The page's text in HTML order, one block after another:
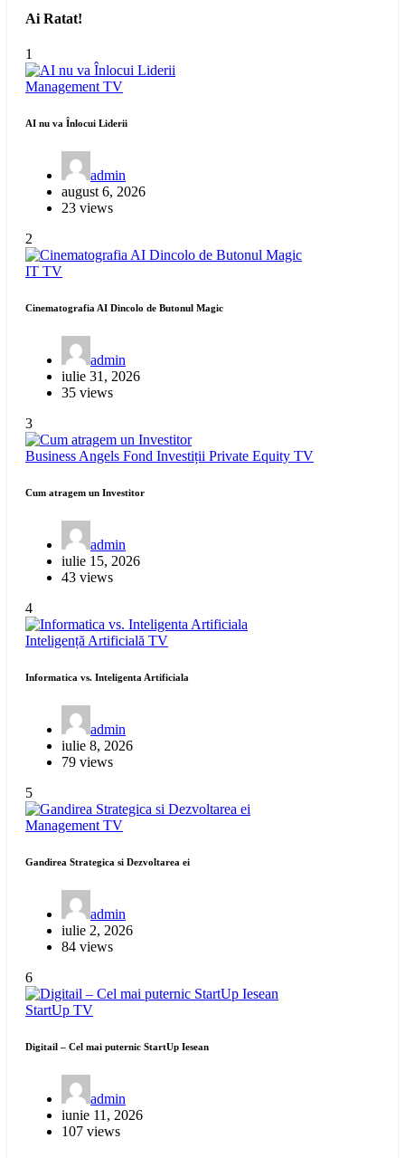
Ai Ratat!
1
Management TV
AI nu va Înlocui Liderii
admin
august 6, 2026
23 views
2
IT TV
Cinematografia AI Dincolo de Butonul Magic
admin
iulie 31, 2026
35 views
3
Business Angels Fond Investiții Private Equity TV
Cum atragem un Investitor
admin
iulie 15, 2026
43 views
4
Inteligență Artificială TV
Informatica vs. Inteligenta Artificiala
admin
iulie 8, 2026
79 views
5
Management TV
Gandirea Strategica si Dezvoltarea ei
admin
iulie 2, 2026
84 views
6
StartUp TV
Digitail – Cel mai puternic StartUp Iesean
admin
iunie 11, 2026
107 views